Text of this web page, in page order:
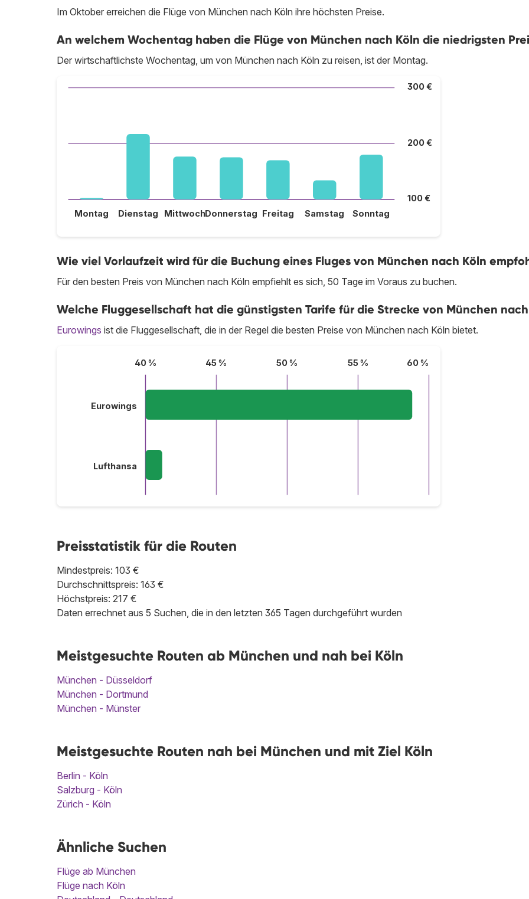
Im Oktober erreichen die Flüge von München nach Köln ihre höchsten Preise.
An welchem Wochentag haben die Flüge von München nach Köln die niedrigsten
Der wirtschaftlichste Wochentag, um von München nach Köln zu reisen, ist der Montag.
100 €
200 €
300 €
Montag Dienstag MittwochDonnerstag Freitag Samstag Sonntag
Wie viel Vorlaufzeit wird für die Buchung eines Fluges von München nach Köln
Für den besten Preis von München nach Köln empfiehlt es sich, 50 Tage im Voraus zu buchen.
Welche Fluggesellschaft hat die günstigsten Tarife für die Strecke von München
Eurowings ist die Fluggesellschaft, die in der Regel die besten Preise von München nach Köln bietet.
40 % 45 % 50 % 55 % 60 %
Eurowings
Lufthansa
Preisstatistik für die Routen
Mindestpreis: 103 €
Durchschnittspreis: 163 €
Höchstpreis: 217 €
Daten errechnet aus 5 Suchen, die in den letzten 365 Tagen durchgeführt wurden
Meistgesuchte Routen ab München und nah bei Köln
München - Düsseldorf
München - Dortmund
München - Münster
Meistgesuchte Routen nah bei München und mit Ziel Köln
Berlin - Köln
Salzburg - Köln
Zürich - Köln
Ähnliche Suchen
Flüge ab München
Flüge nach Köln